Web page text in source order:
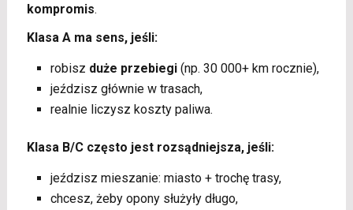
kompromis.
Klasa A ma sens, jeśli:
robisz duże przebiegi(np. 30 000+ km rocznie),
jeździsz głównie w trasach,
realnie liczysz koszty paliwa.
Klasa B/C często jest rozsądniejsza, jeśli:
jeździsz mieszanie: miasto + trochę trasy,
chcesz, żeby opony służyły długo,